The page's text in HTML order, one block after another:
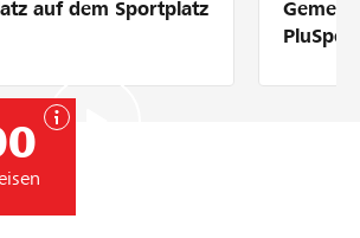
/ Banques Raiffeisen
auf dem Sportplatz